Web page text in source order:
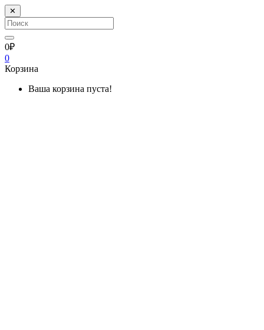
✕
0₽
0
Корзина
Ваша корзина пуста!